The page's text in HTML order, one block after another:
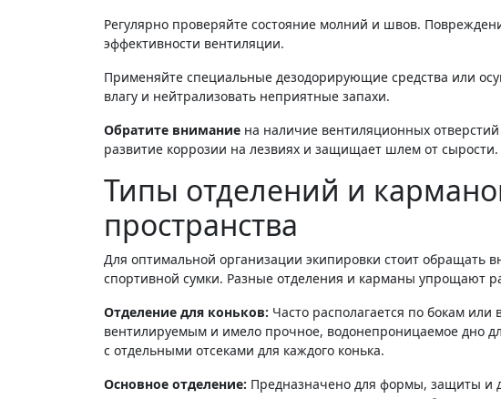
Регулярно проверяйте состояние молний и швов.
эффективности вентиляции.
Применяйте специальные дезодорирующие средства или
влагу и нейтрализовать неприятные запахи.
Обратите внимание на наличие вентиляционных
развитие коррозии на лезвиях и защищает шлем от сырости.
Типы отделений и
пространства
Для оптимальной организации экипировки стоит обращать
спортивной сумки. Разные отделения и карманы упрощают
Отделение для коньков: Часто располагается по бокам
вентилируемым и имело прочное, водонепроницаемое дно
с отдельными отсеками для каждого конька.
Основное отделение: Предназначено для формы, защиты и